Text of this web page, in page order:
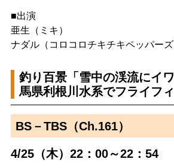
■出演
亜生（ミキ）
ナダル（コロコロチキチキペッパーズ
釣り百景「雪中の渓流にイ
馬県利根川水系でフライフィ
BS－TBS（Ch.161）
4/25（木）22：00～22：54